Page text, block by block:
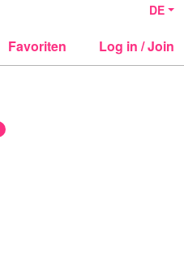
DE
Favoriten Log in / Join